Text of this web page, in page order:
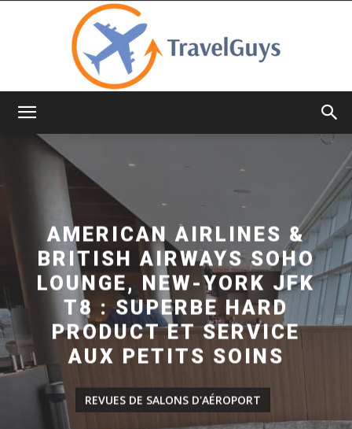
AMERICAN AIRLINES &
BRITISH AIRWAYS SOHO
LOUNGE, NEW-YORK JFK
T8 : SUPERBE HARD
PRODUCT ET SERVICE
AUX PETITS SOINS
REVUES DE SALONS D'AÉROPORT